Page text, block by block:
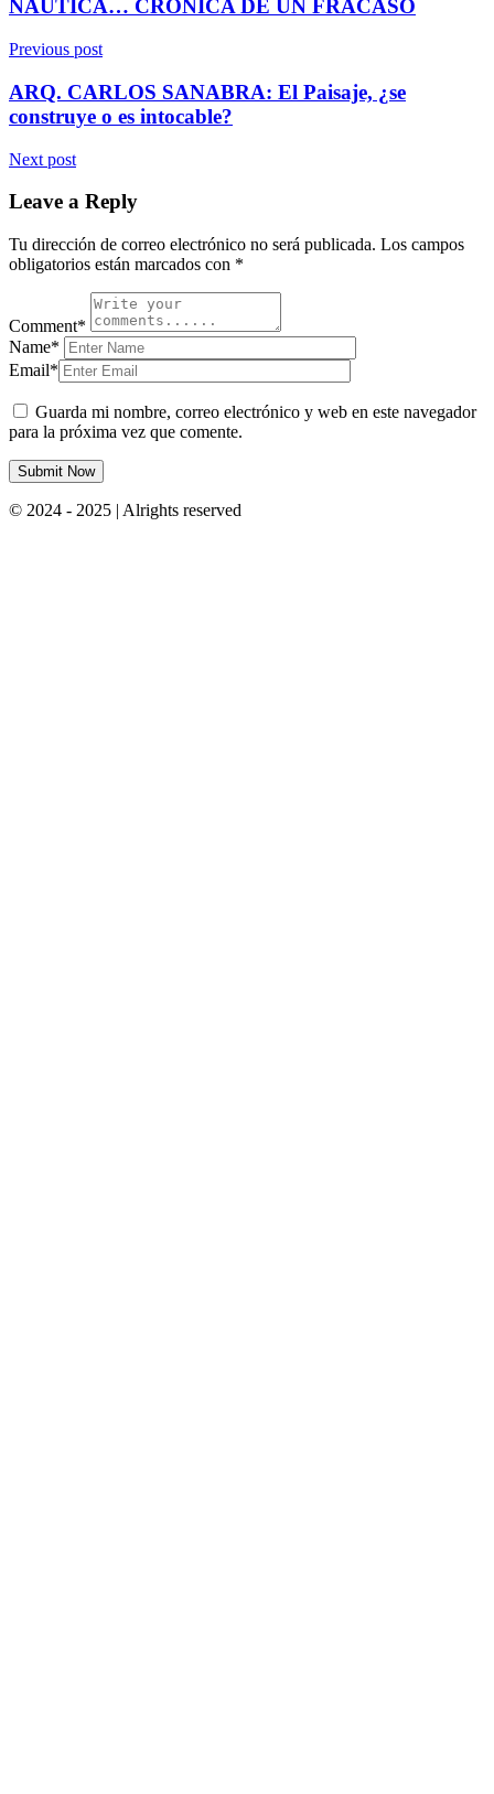
NÁUTICA… CRÓNICA DE UN FRACASO
Previous post
ARQ. CARLOS SANABRA: El Paisaje, ¿se
construye o es intocable?
Next post
Leave a Reply
Tu dirección de correo electrónico no será publicada. Los campos
obligatorios están marcados con *
Comment*
Name*
Email*
Guarda mi nombre, correo electrónico y web en este navegador
para la próxima vez que comente.
Submit Now
© 2024 - 2025 | Alrights reserved